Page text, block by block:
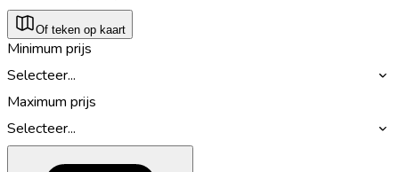
Of teken op kaart
Minimum prijs
Selecteer...
Maximum prijs
Selecteer...